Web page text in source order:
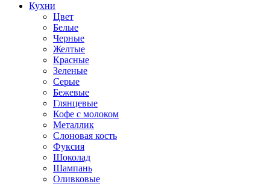
Кухни
Цвет
Белые
Черные
Желтые
Красные
Зеленые
Серые
Бежевые
Глянцевые
Кофе с молоком
Металлик
Слоновая кость
Фуксия
Шоколад
Шампань
Оливковые